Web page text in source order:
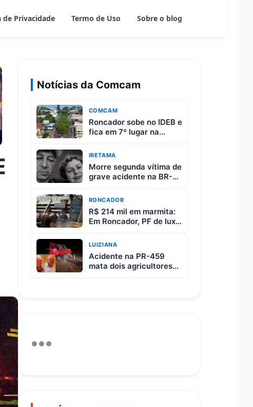
de Privacidade Termo de Uso Sobre o blog
Notícias da Comcam
COMCAM
Roncador sobe no IDEB e
fica em 7º lugar na
IRETAMA
Morre segunda vítima de
grave acidente na BR-
Luiziana
RONCADOR
R$ 214 mil em marmita:
Em Roncador, PF de luxo
3 carnes
LUIZIANA
Acidente na PR-459
mata dois agricultores